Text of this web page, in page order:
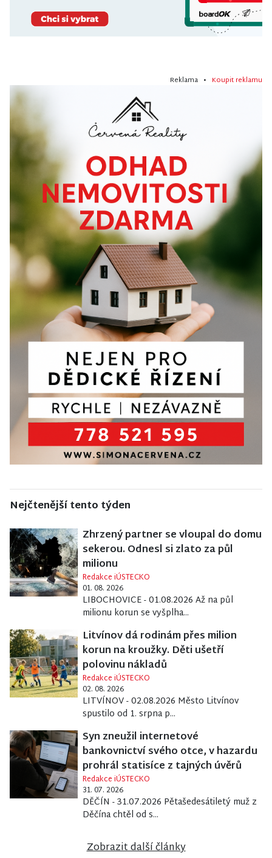
Reklama • Koupit reklamu
Nejčtenější tento týden
Zhrzený partner se vloupal do domu
sekerou. Odnesl si zlato za půl
milionu
Redakce iÚSTECKO
01. 08. 2026
LIBOCHOVICE - 01.08.2026 Až na půl
milionu korun se vyšplha...
Litvínov dá rodinám přes milion
korun na kroužky. Děti ušetří
polovinu nákladů
Redakce iÚSTECKO
02. 08. 2026
LITVÍNOV - 02.08.2026 Město Litvínov
spustilo od 1. srpna p...
Syn zneužil internetové
bankovnictví svého otce, v hazardu
prohrál statisíce z tajných úvěrů
Redakce iÚSTECKO
31. 07. 2026
DĚČÍN - 31.07.2026 Pětašedesátiletý muž z
Děčína chtěl od s...
Zobrazit další články